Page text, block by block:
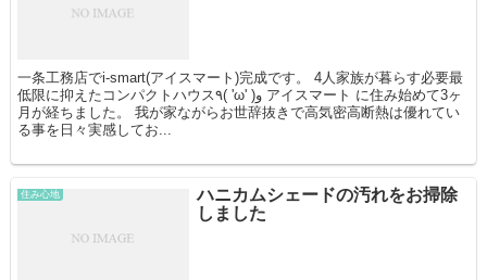
一条工務店でi-smart(アイスマート)完成です。 4人家族が暮らす必要最
低限に抑えたコンパクトハウス٩( 'ω' )و アイスマート に住み始めて3ヶ
月が経ちました。 我が家ながらお世辞抜きで高気密高断熱は優れてい
る事を日々実感してお...
住み心地
ハニカムシェードの汚れをお掃除
しました